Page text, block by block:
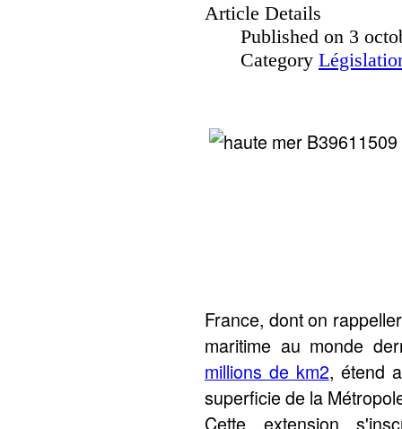
Article Details
Published on 3
Category
France, dont on
maritime au monde
millions de km2, étend
superficie de la
Cette extension